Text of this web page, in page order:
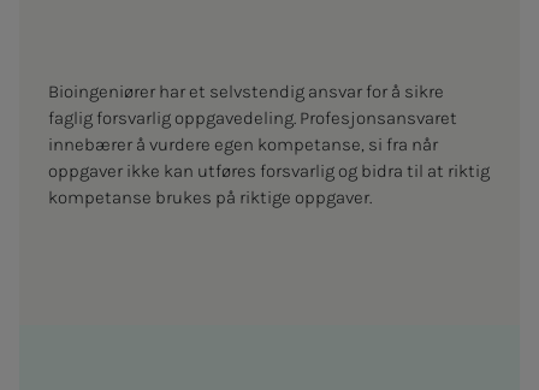
Bioingeniører har et selvstendig ansvar for å sikre
faglig forsvarlig oppgavedeling. Profesjonsansvaret
innebærer å vurdere egen kompetanse, si fra når
oppgaver ikke kan utføres forsvarlig og bidra til at riktig
kompetanse brukes på riktige oppgaver.